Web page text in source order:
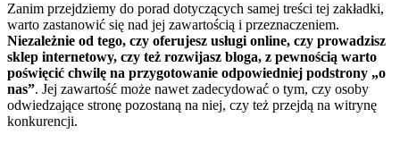
Zanim przejdziemy do porad dotyczących samej treści tej zakładki,
warto zastanowić się nad jej zawartością i przeznaczeniem.
Niezależnie od tego, czy oferujesz usługi online, czy prowadzisz
sklep internetowy, czy też rozwijasz bloga, z pewnością warto
poświęcić chwilę na przygotowanie odpowiedniej podstrony „o
nas”. Jej zawartość może nawet zadecydować o tym, czy osoby
odwiedzające stronę pozostaną na niej, czy też przejdą na witrynę
konkurencji.